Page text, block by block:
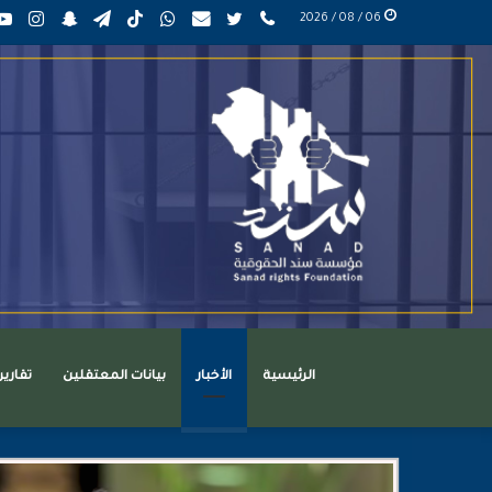
سناب
تشات
تيلقرامTikTokواتساب mail تويتر
عربي
phone
الرئيسية الأخبار بيانات المعتقلين